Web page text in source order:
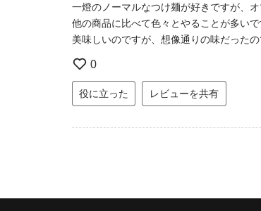
一燈のノーマルなつけ麺が好きですが、
他の商品に比べて色々とやることが多い
美味しいのですが、想像通りの味だった
0
役に立った レビューを共有